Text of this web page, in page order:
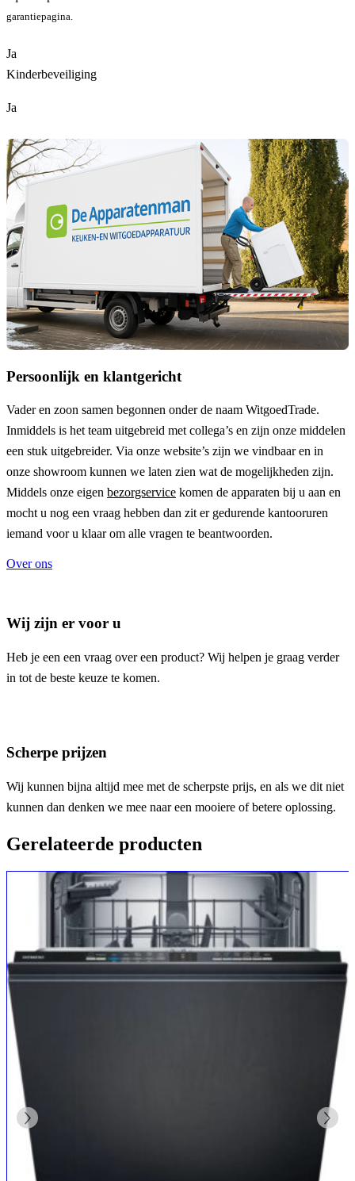
garantiepagina.
Ja
Kinderbeveiliging
Ja
Persoonlijk en klantgericht
Vader en zoon samen begonnen onder de naam WitgoedTrade.
Inmiddels is het team uitgebreid met collega’s en zijn onze middelen
een stuk uitgebreider. Via onze website’s zijn we vindbaar en in
onze showroom kunnen we laten zien wat de mogelijkheden zijn.
Middels onze eigen bezorgservice komen de apparaten bij u aan en
mocht u nog een vraag hebben dan zit er gedurende kantooruren
iemand voor u klaar om alle vragen te beantwoorden.
Over ons
Wij zijn er voor u
Heb je een een vraag over een product? Wij helpen je graag verder
in tot de beste keuze te komen.
Scherpe prijzen
Wij kunnen bijna altijd mee met de scherpste prijs, en als we dit niet
kunnen dan denken we mee naar een mooiere of betere oplossing.
Gerelateerde producten